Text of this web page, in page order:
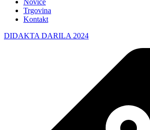
Novice
Trgovina
Kontakt
DIDAKTA DARILA 2024